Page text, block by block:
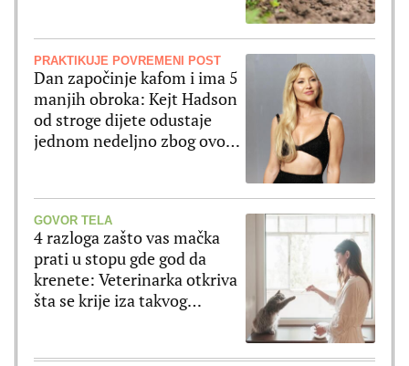
PRAKTIKUJE POVREMENI POST
Dan započinje kafom i ima 5
manjih obroka: Kejt Hadson
od stroge dijete odustaje
jednom nedeljno zbog ovog
GOVOR TELA
4 razloga zašto vas mačka
prati u stopu gde god da
krenete: Veterinarka otkriva
šta se krije iza takvog